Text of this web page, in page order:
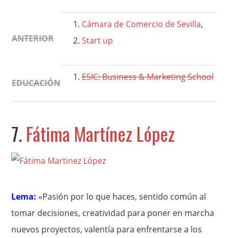
ANTERIOR
Cámara de Comercio de Sevilla,
Start up
EDUCACIÓN
ESIC: Business & Marketing School
7. Fátima Martínez López
Lema: «Pasión por lo que haces, sentido común al
tomar decisiones, creatividad para poner en marcha
nuevos proyectos, valentía para enfrentarse a los